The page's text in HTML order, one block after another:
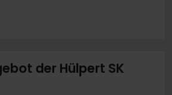
der Hülpert SK